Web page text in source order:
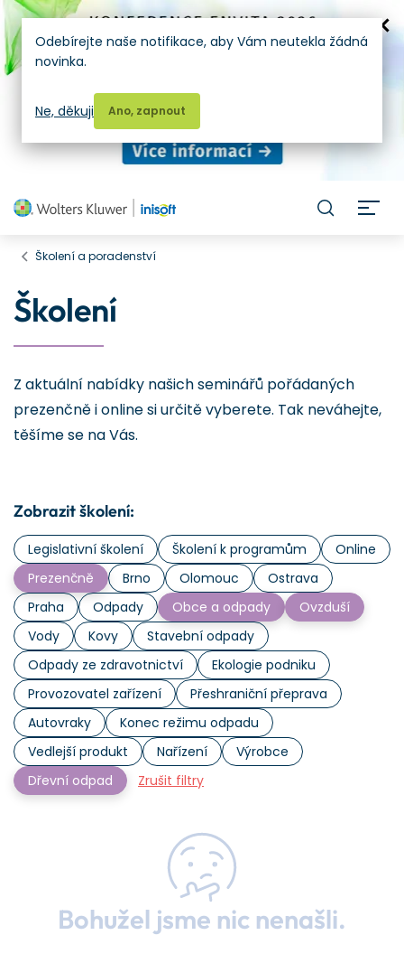
Školení a poradenství
Školení
Z aktuální nabídky našich seminářů pořádaných
prezenčně i online si určitě vyberete. Tak neváhejte,
těšíme se na Vás.
Zobrazit školení:
Legislativní školení Školení k programům
Online
Prezenčně
Brno Olomouc
Ostrava
Praha
Odpady Obce a odpady
Ovzduší
Vody
Kovy
Stavební odpady
Odpady ze zdravotnictví
Ekologie podniku
Provozovatel zařízení
Přeshraniční přeprava
Autovraky
Konec režimu odpadu
Vedlejší produkt
Nařízení
Výrobce
Dřevní odpad
Zrušit filtry
Bohužel jsme nic nenašli.
Odebírejte naše notifikace, aby Vám neutekla žádná
novinka.
Ano, zapnout
Ne, děkuji